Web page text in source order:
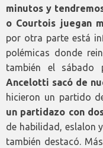
minutos y
o Courtois juegan
por otra parte está
polémicas donde
también el sábado
Ancelotti sacó de
hicieron un partido
un partidazo con
de habilidad, eslalon
también destacó.